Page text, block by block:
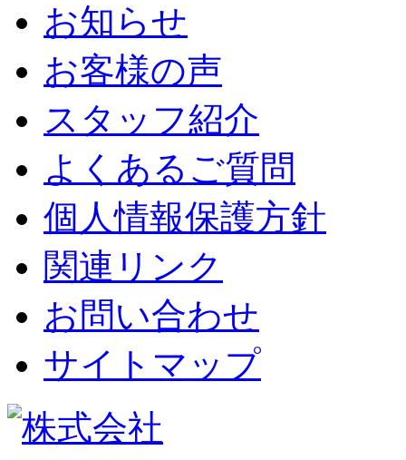
お知らせ
お客様の声
スタッフ紹介
よくあるご質問
個人情報保護方針
関連リンク
お問い合わせ
サイトマップ